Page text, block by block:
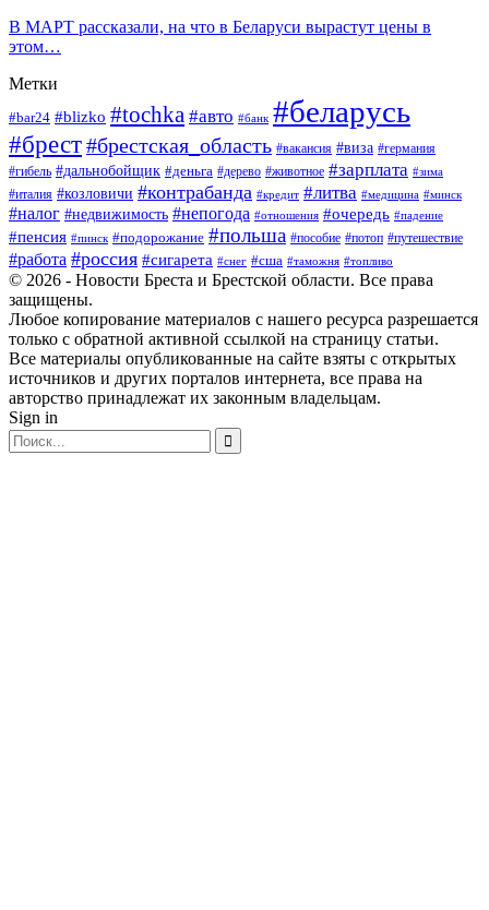
В МАРТ рассказали, на что в Беларуси вырастут цены в
этом…
Метки
#bar24 #blizko #tochka #авто #банк #беларусь
#брест#брестская_область #вакансия #виза #германия
#гибель #дальнобойщик #деньга #дерево #животное #зарплата #зима
#италия #козловичи #контрабанда #кредит #литва #медицина #минск
#налог #недвижимость #непогода #отношения #очередь #падение
#пенсия #пинск #подорожание #польша #пособие #потоп #путешествие
#работа #россия #сигарета #снег #сша #таможня #топливо
© 2026 - Новости Бреста и Брестской области. Все права
защищены.
Любое копирование материалов с нашего ресурса разрешается
только с обратной активной ссылкой на страницу статьи.
Все материалы опубликованные на сайте взяты с открытых
источников и других порталов интернета, все права на
авторство принадлежат их законным владельцам.
Sign in